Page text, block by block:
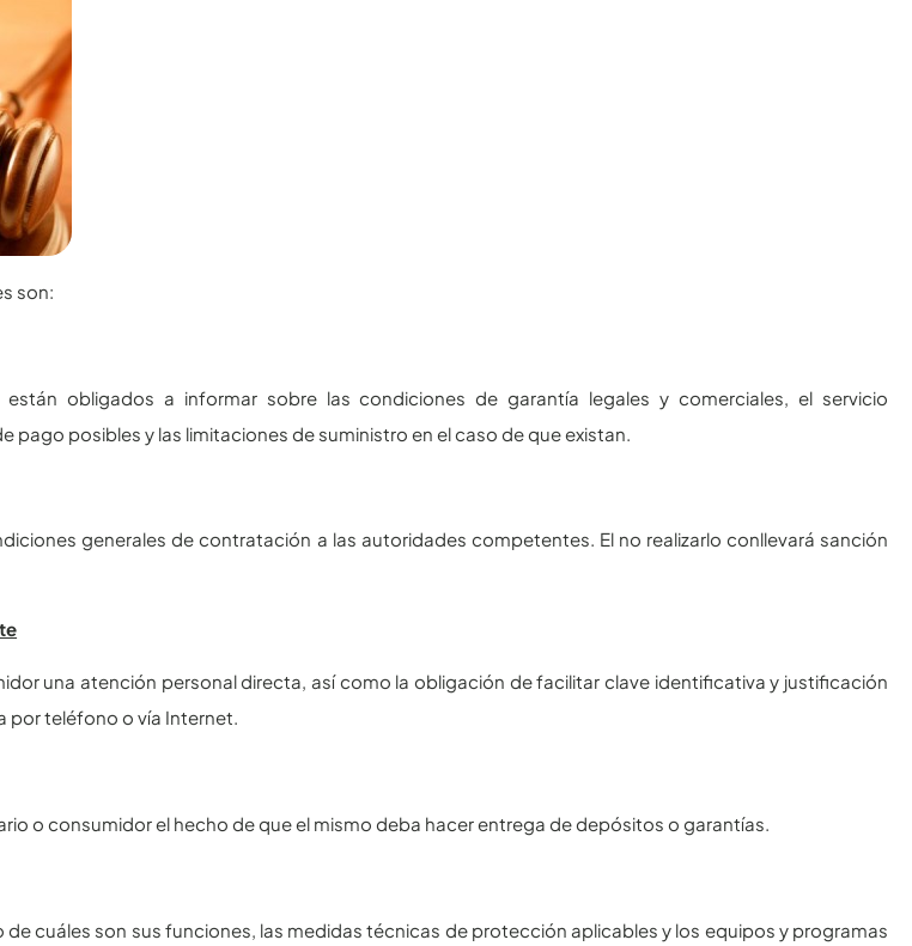
son:
obligados a informar sobre las condiciones de garantía legales y comerciales, el servicio
pago posibles y las limitaciones de suministro en el caso de que existan.
generales de contratación a las autoridades competentes. El no realizarlo conllevará sanción
una atención personal directa, así como la obligación de facilitar clave identificativa y justificación
por teléfono o vía Internet.
o consumidor el hecho de que el mismo deba hacer entrega de depósitos o garantías.
de cuáles son sus funciones, las medidas técnicas de protección aplicables y los equipos y programas